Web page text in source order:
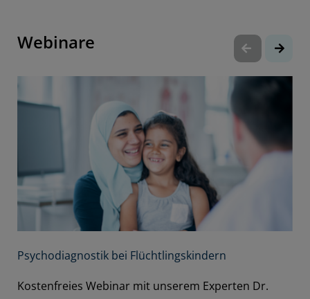
Webinare
Psychodiagnostik bei Flüchtlingskindern
Kostenfreies Webinar mit unserem Experten Dr.